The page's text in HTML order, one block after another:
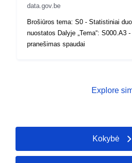
data.gov.be
Brošiūros tema: S0 - Statistiniai
nuostatos Dalyje „Tema“: S000.A3
pranešimas spaudai
Explore
Kokybė